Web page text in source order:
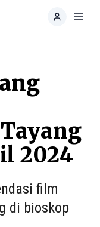
2024
film
di bioskop